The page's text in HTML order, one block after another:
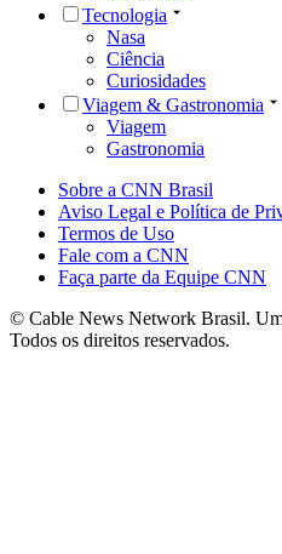
Tecnologia
Nasa
Ciência
Curiosidades
Viagem & Gastronomia
Viagem
Gastronomia
Sobre a CNN Brasil
Aviso Legal e Política de
Termos de Uso
Fale com a CNN
Faça parte da Equipe CNN
© Cable News Network Brasil.
Todos os direitos reservados.